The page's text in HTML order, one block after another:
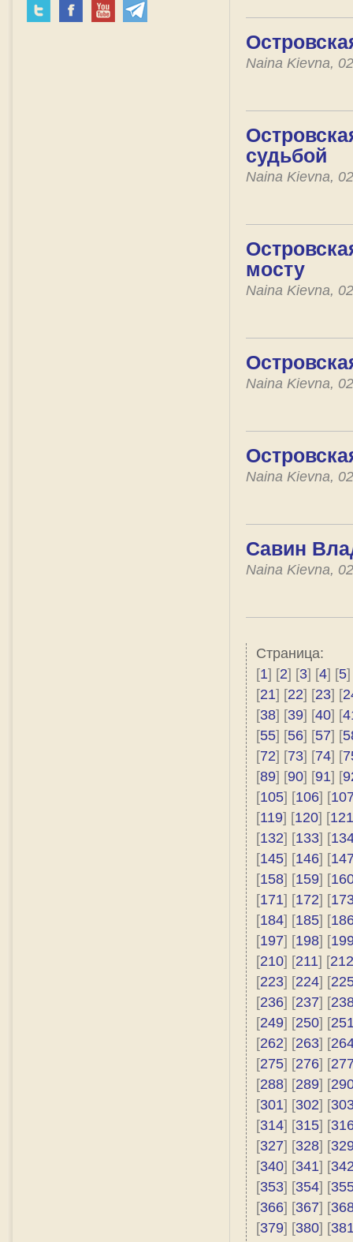
Naina Kievna,
судьбой
Naina Kievna,
мосту
Naina Kievna,
Naina Kievna,
Naina Kievna,
Савин
Naina Kievna,
Страница:
[1] [2] [3] [4] [5]
[21] [22] [23] [
[38] [39] [40] [
[55] [56] [57] [
[72] [73] [74] [
[89] [90] [91] [
[105] [106] [
[119] [120] [121
[132] [133] [
[145] [146] [
[158] [159] [
[171] [172] [
[184] [185] [
[197] [198] [
[210] [211] [212
[223] [224] [
[236] [237] [
[249] [250] [
[262] [263] [
[275] [276] [
[288] [289] [
[301] [302] [
[314] [315] [
[327] [328] [
[340] [341] [
[353] [354] [
[366] [367] [
[379] [380] [